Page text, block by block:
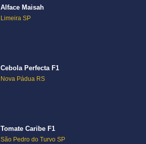
Alface Maisah
Limeira SP
Cebola Perfecta F1
Nova Pádua RS
Tomate Caribe F1
São Pedro do Turvo SP